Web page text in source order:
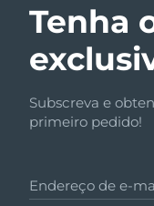
Tenha
Subscreva e
primeiro pedido!
Endereço de e-